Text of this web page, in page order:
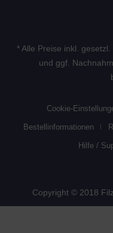
* Alle Preise inkl.
und ggf.
Cookie-
Bestellinformationen
Hilfe /
Copyright © 2018